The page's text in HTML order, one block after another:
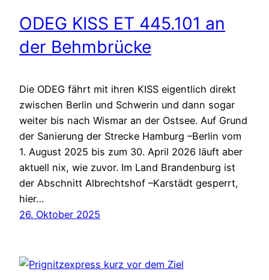
ODEG KISS ET 445.101 an
der Behmbrücke
Die ODEG fährt mit ihren KISS eigentlich direkt
zwischen Berlin und Schwerin und dann sogar
weiter bis nach Wismar an der Ostsee. Auf Grund
der Sanierung der Strecke Hamburg –Berlin vom
1. August 2025 bis zum 30. April 2026 läuft aber
aktuell nix, wie zuvor. Im Land Brandenburg ist
der Abschnitt Albrechtshof –Karstädt gesperrt,
hier…
26. Oktober 2025